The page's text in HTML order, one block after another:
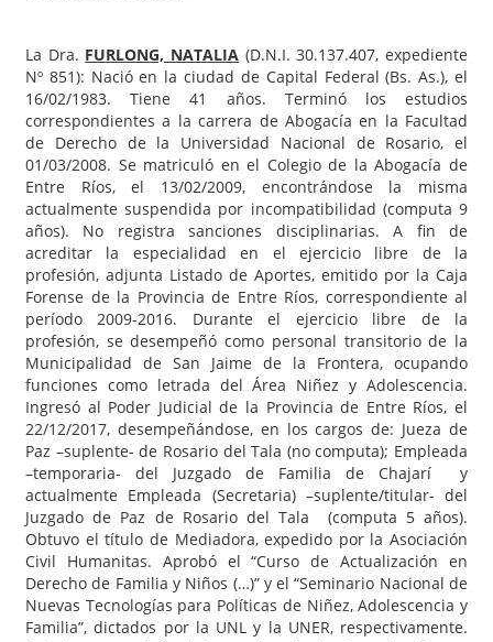
La Dra. FURLONG, NATALIA (D.N.I. 30.137.407, expediente
Nº 851): Nació en la ciudad de Capital Federal (Bs. As.), el
16/02/1983. Tiene 41 años. Terminó los estudios
correspondientes a la carrera de Abogacía en la Facultad
de Derecho de la Universidad Nacional de Rosario, el
01/03/2008. Se matriculó en el Colegio de la Abogacía de
Entre Ríos, el 13/02/2009, encontrándose la misma
actualmente suspendida por incompatibilidad (computa 9
años). No registra sanciones disciplinarias. A fin de
acreditar la especialidad en el ejercicio libre de la
profesión, adjunta Listado de Aportes, emitido por la Caja
Forense de la Provincia de Entre Ríos, correspondiente al
período 2009-2016. Durante el ejercicio libre de la
profesión, se desempeñó como personal transitorio de la
Municipalidad de San Jaime de la Frontera, ocupando
funciones como letrada del Área Niñez y Adolescencia.
Ingresó al Poder Judicial de la Provincia de Entre Ríos, el
22/12/2017, desempeñándose, en los cargos de: Jueza de
Paz –suplente- de Rosario del Tala (no computa); Empleada
–temporaria- del Juzgado de Familia de Chajarí y
actualmente Empleada (Secretaria) –suplente/titular- del
Juzgado de Paz de Rosario del Tala (computa 5 años).
Obtuvo el título de Mediadora, expedido por la Asociación
Civil Humanitas. Aprobó el “Curso de Actualización en
Derecho de Familia y Niños (…)” y el “Seminario Nacional de
Nuevas Tecnologías para Políticas de Niñez, Adolescencia y
Familia”, dictados por la UNL y la UNER, respectivamente.